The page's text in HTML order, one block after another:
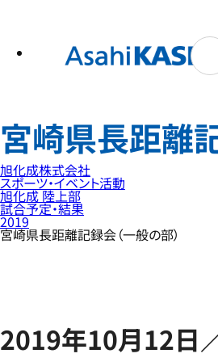
宮崎県長距離
旭化成株式会社
スポーツ・イベント活動
旭化成 陸上部
試合予定・結果
2019
宮崎県長距離記録会（一般の部）
2019年10月12日